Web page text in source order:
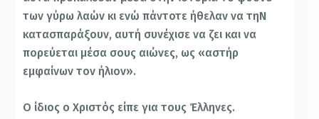
των γύρω λαών κι ενώ πάντοτε ήθελαν να τηΝ
κατασπαράξουν, αυτή συνέχισε να ζει και να
πορεύεται μέσα σους αιώνες, ως «αστήρ
εμφαίνων τον ήλιον».
Ο ίδιος ο Χριστός είπε για τους Έλληνες.